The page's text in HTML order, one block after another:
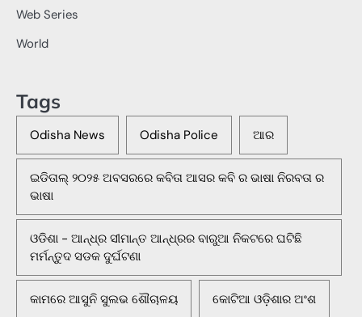
Web Series
World
Tags
Odisha News Odisha Police ଆର
ଇଡିତାଲ୍ ୨୦୨୫ ଅବସରରେ କବିତା ଆସର କବି ର ଭାଷା ନିରବତା ର
ଭାଷା
ଓଡିଶା - ଆନ୍ଧ୍ର ସୀମାନ୍ତ ଆନ୍ଧ୍ରର ବାରୁଆ ନିକଟରେ ଘଟିଛି
ମର୍ମନ୍ତୁଦ ସଡକ ଦୁର୍ଘଟଣା
କାମରେ ଆସୁନି ସୁଲଭ ଶୌଚାଳୟ କୋଟିଆ ଓଡ଼ିଶାର ଅଂଶ